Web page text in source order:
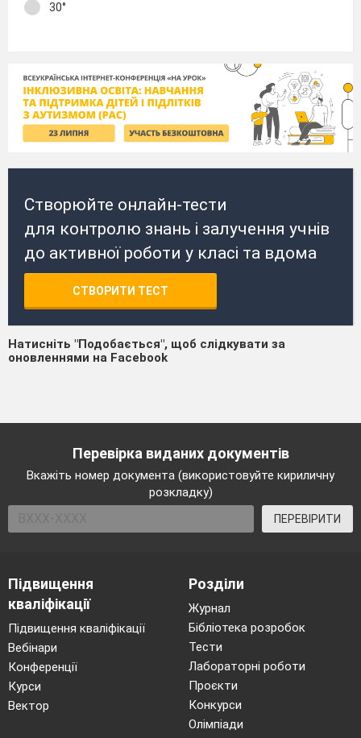
30°
Створюйте онлайн-тести
для контролю знань і залучення учнів
до активної роботи у класі та вдома
СТВОРИТИ ТЕСТ
Натисніть "Подобається", щоб слідкувати за
оновленнями на Facebook
Перевірка виданих документів
Вкажіть номер документа (використовуйте кириличну
розкладку)
ПЕРЕВІРИТИ
Підвищення
кваліфікації
Підвищення кваліфікації
Вебінари
Конференції
Курси
Вектор
Розділи
Журнал
Бібліотека розробок
Тести
Лабораторні роботи
Проєкти
Конкурси
Олімпіади